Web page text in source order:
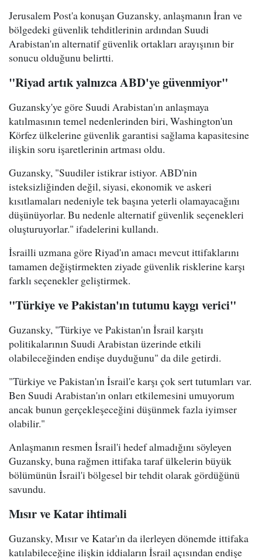
Jerusalem Post'a konuşan Guzansky, anlaşmanın İran ve
bölgedeki güvenlik tehditlerinin ardından Suudi
Arabistan'ın alternatif güvenlik ortakları arayışının bir
sonucu olduğunu belirtti.
"Riyad artık yalnızca ABD'ye güvenmiyor"
Guzansky'ye göre Suudi Arabistan'ın anlaşmaya
katılmasının temel nedenlerinden biri, Washington'un
Körfez ülkelerine güvenlik garantisi sağlama kapasitesine
ilişkin soru işaretlerinin artması oldu.
Guzansky, "Suudiler istikrar istiyor. ABD'nin
isteksizliğinden değil, siyasi, ekonomik ve askeri
kısıtlamaları nedeniyle tek başına yeterli olamayacağını
düşünüyorlar. Bu nedenle alternatif güvenlik seçenekleri
oluşturuyorlar." ifadelerini kullandı.
İsrailli uzmana göre Riyad'ın amacı mevcut ittifaklarını
tamamen değiştirmekten ziyade güvenlik risklerine karşı
farklı seçenekler geliştirmek.
"Türkiye ve Pakistan'ın tutumu kaygı verici"
Guzansky, "Türkiye ve Pakistan'ın İsrail karşıtı
politikalarının Suudi Arabistan üzerinde etkili
olabileceğinden endişe duyduğunu" da dile getirdi.
"Türkiye ve Pakistan'ın İsrail'e karşı çok sert tutumları var.
Ben Suudi Arabistan'ın onları etkilemesini umuyorum
ancak bunun gerçekleşeceğini düşünmek fazla iyimser
olabilir."
Anlaşmanın resmen İsrail'i hedef almadığını söyleyen
Guzansky, buna rağmen ittifaka taraf ülkelerin büyük
bölümünün İsrail'i bölgesel bir tehdit olarak gördüğünü
savundu.
Mısır ve Katar ihtimali
Guzansky, Mısır ve Katar'ın da ilerleyen dönemde ittifaka
katılabileceğine ilişkin iddiaların İsrail açısından endişe